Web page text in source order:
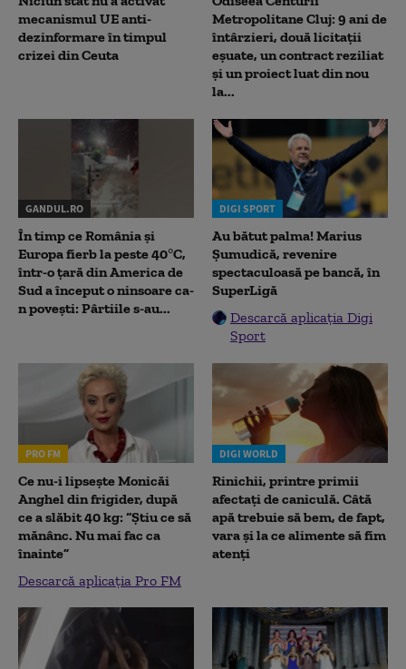
mecanismul UE anti-
dezinformare în timpul
crizei din Ceuta
Metropolitane Cluj: 9 ani de
întârzieri, două licitații
eșuate, un contract reziliat
și un proiect luat din nou
la...
GANDUL.RO
În timp ce România și
Europa fierb la peste 40°C,
într-o țară din America de
Sud a început o ninsoare ca-
n povești: Pârtiile s-au...
DIGI SPORT
Au bătut palma! Marius
Șumudică, revenire
spectaculoasă pe bancă, în
SuperLigă
Descarcă aplicația Digi
Sport
PRO FM
Ce nu-i lipsește Monicăi
Anghel din frigider, după
ce a slăbit 40 kg: “Știu ce să
mănânc. Nu mai fac ca
înainte”
Descarcă aplicația Pro FM
DIGI WORLD
Rinichii, printre primii
afectați de caniculă. Câtă
apă trebuie să bem, de fapt,
vara și la ce alimente să fim
atenți